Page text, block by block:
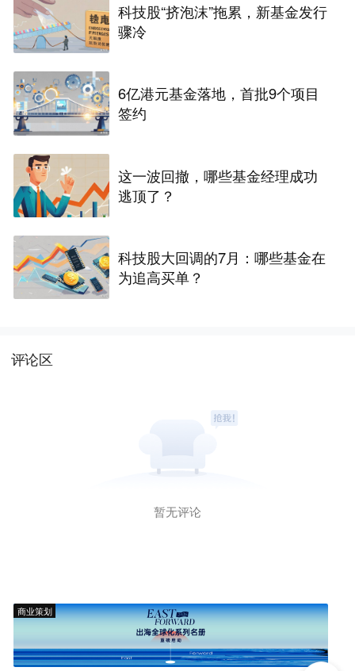
科技股“挤泡沫”拖累，新基金发行
骤冷
6亿港元基金落地，首批9个项目
签约
这一波回撤，哪些基金经理成功
逃顶了？
科技股大回调的7月：哪些基金在
为追高买单？
评论区
暂无评论
商业策划